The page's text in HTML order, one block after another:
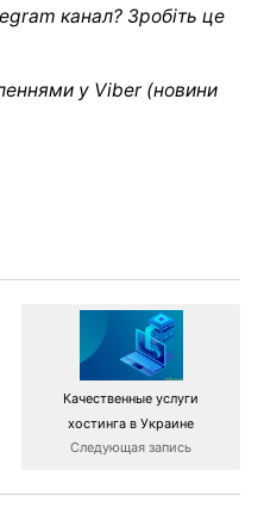
канал? Зробіть це
у Viber (новини
Качественные услуги
хостинга в Украине
Следующая запись